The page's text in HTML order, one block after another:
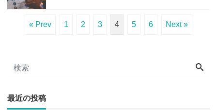
« Prev 1 2 3 4 5 6 Next »
最近の投稿